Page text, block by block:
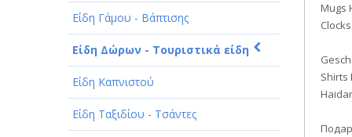
ΤΕΧΝΙΚΑ - ΚΑΤΑΣΚΕΥΑΣΤΙΚΑ
ΤΕΧΝΟΛΟΓΙΑ
ΥΓΕΙΑ - ΙΑΤΡΟΙ
ΦΑΓΗΤΟ
Είδη Γάμου - Βάπτισης
Είδη Δώρων - Τουριστικά είδη
Είδη Καπνιστού
Είδη Ταξιδίου - Τσάντες
Mugs
Shirts